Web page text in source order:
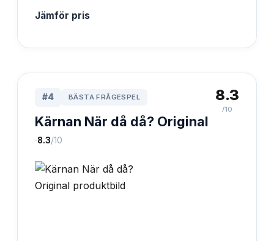
Jämför pris
#4 BÄSTA FRÅGESPEL
Kärnan När då då? Original
·8.3/10
8.3
/10